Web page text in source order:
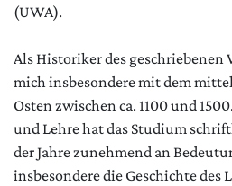
(UWA).
Als Historiker des geschriebenen
mich insbesondere mit dem
Osten zwischen ca. 1100 und
und Lehre hat das Studium
der Jahre zunehmend an
insbesondere die Geschichte des